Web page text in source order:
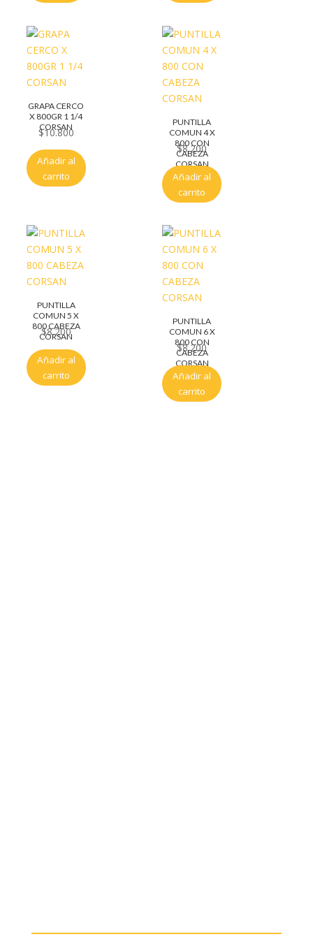
GRAPA CERCO
X 800GR 1 1/4
CORSAN
$10.800
Añadir al
carrito
PUNTILLA
COMUN 4 X
800 CON
CABEZA
CORSAN
$8.200
Añadir al
carrito
PUNTILLA
COMUN 5 X
800 CABEZA
CORSAN
$8.200
Añadir al
carrito
PUNTILLA
COMUN 6 X
800 CON
CABEZA
CORSAN
$8.200
Añadir al
carrito